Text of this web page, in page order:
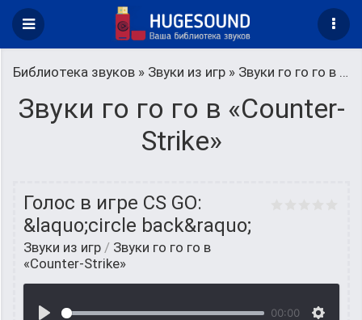
Библиотека звуков » Звуки из игр » Звуки го го го в «Counter-Strike»
Звуки го го го в «Counter-
Strike»
Голос в игре CS GO:
&laquo;circle back&raquo;
Звуки из игр / Звуки го го го в
«Counter-Strike»
00:00